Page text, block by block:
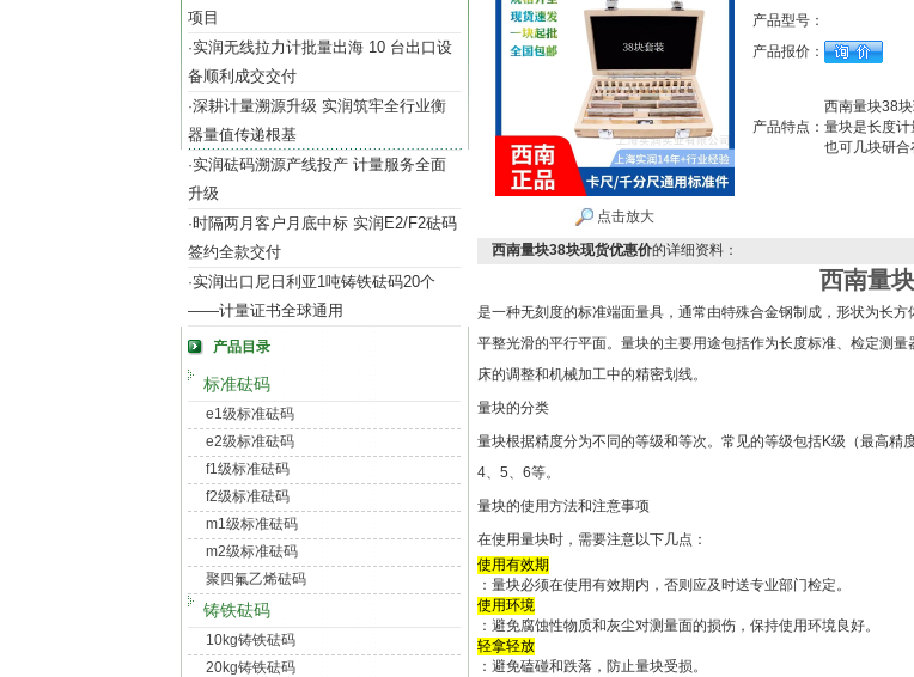
项目
·实润无线拉力计批量出海 10 台出口设
备顺利成交交付
·深耕计量溯源升级 实润筑牢全行业衡
器量值传递根基
·实润砝码溯源产线投产 计量服务全面
升级
·时隔两月客户月底中标 实润E2/F2砝码
签约全款交付
·实润出口尼日利亚1吨铸铁砝码20个
——计量证书全球通用
产品目录
标准砝码
e1级标准砝码
e2级标准砝码
f1级标准砝码
f2级标准砝码
m1级标准砝码
m2级标准砝码
聚四氟乙烯砝码
铸铁砝码
10kg铸铁砝码
20kg铸铁砝码
点击放大
产品型号：
产品报价：
产品特点：
西南量块38
量块是长度计
也可几块研合
西南量块38块现货优惠价的详细资料：
西南量
是一种无刻度的标准端面量具，通常由特殊合金钢制成，形状为长
平整光滑的平行平面。量块的主要用途包括作为长度标准、检定测
床的调整和机械加工中的精密划线。‌
量块的分类
量块根据精度分为不同的等级和等次。常见的等级包括K级（最高精
4、5、6等。
量块的使用方法和注意事项
在使用量块时，需要注意以下几点：
使用有效期
：量块必须在使用有效期内，否则应及时送专业部门检定。
使用环境
：避免腐蚀性物质和灰尘对测量面的损伤，保持使用环境良好。
轻拿轻放
：避免磕碰和跌落，防止量块受损。